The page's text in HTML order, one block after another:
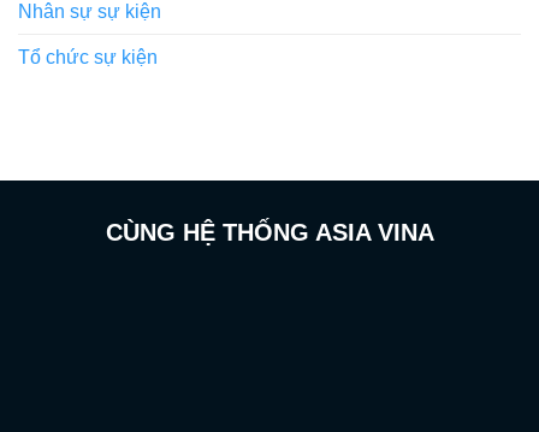
Nhân sự sự kiện
Tổ chức sự kiện
CÙNG HỆ THỐNG ASIA VINA